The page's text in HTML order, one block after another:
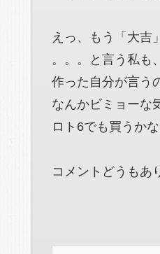
えっ、もう「大吉
。。。と言う私も
作った自分が言う
なんかビミョーな
ロト6でも買うかな
コメントどうもあ